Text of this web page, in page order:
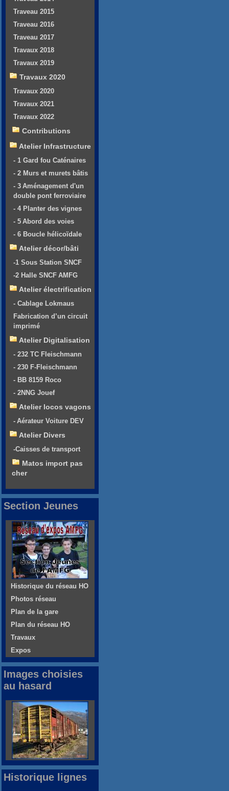
Traveau 2015
Traveau 2016
Traveau 2017
Travaux 2018
Travaux 2019
Travaux 2020
Travaux 2020
Travaux 2021
Travaux 2022
Contributions
Atelier Infrastructure
- 1 Gard fou Caténaires
- 2 Murs et murets bâtis
- 3 Aménagement d'un
double pont ferroviaire
- 4 Planter des vignes
- 5 Abord des voies
- 6 Boucle hélicoïdale
Atelier décor/bâti
-1 Sous Station SNCF
-2 Halle SNCF AMFG
Atelier électrification
- Cablage Lokmaus
Fabrication d’un circuit
imprimé
Atelier Digitalisation
- 232 TC Fleischmann
- 230 F-Fleischmann
- BB 8159 Roco
- 2NNG Jouef
Atelier locos vagons
- Aérateur Voiture DEV
Atelier Divers
-Caisses de transport
Matos import pas
cher
Section Jeunes
Historique du réseau HO
Photos réseau
Plan de la gare
Plan du réseau HO
Travaux
Expos
Images choisies
au hasard
Historique lignes